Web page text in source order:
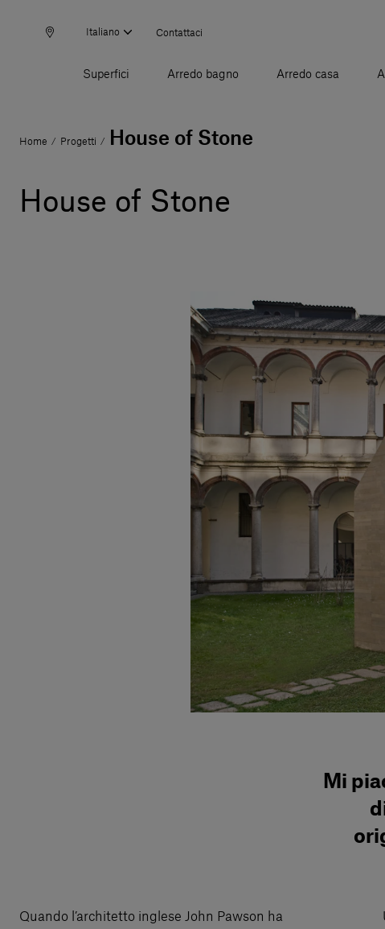
Italiano Contattaci
Superfici Arredo bagno Arredo casa
Home / Progetti / House of Stone
House of Stone
Mi
Quando l’architetto inglese John Pawson ha